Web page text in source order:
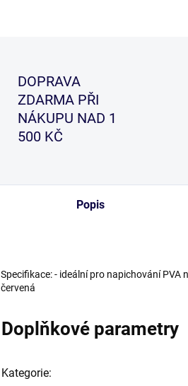
DOPRAVA
ZDARMA PŘI
NÁKUPU NAD 1
500 KČ
Popis
Specifikace: - ideální pro napichování PVA
červená
Doplňkové parametry
Kategorie: